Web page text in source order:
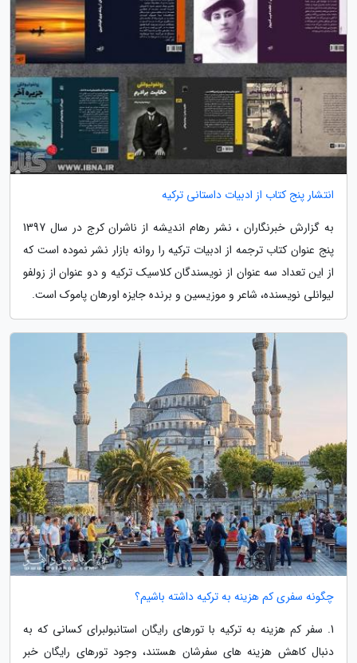
انتشار پنج کتاب از ادبیات داستانی ترکیه
به گزارش خبرنگاران ، نشر رهام اندیشه از ناشران کرج در سال 1397
پنج عنوان کتاب ترجمه از ادبیات ترکیه را روانه بازار نشر نموده است که
از این تعداد سه عنوان از نویسندگان کلاسیک ترکیه و دو عنوان از زولفو
لیوانلی نویسنده، شاعر و موزیسین و برنده جایزه اورهان پاموک است.
چگونه سفری کم هزینه به ترکیه داشته باشیم؟
1. سفر کم هزینه به ترکیه با تورهای رایگان استانبولبرای کسانی که به
دنبال کاهش هزینه های سفرشان هستند، وجود تورهای رایگان خبر